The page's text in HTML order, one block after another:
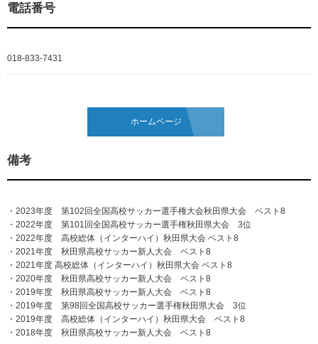
電話番号
018-833-7431
ホームページ
備考
・2023年度 第102回全国高校サッカー選手権大会秋田県大会 ベスト8
・2022年度 第101回全国高校サッカー選手権秋田県大会 3位
・2022年度 高校総体（インターハイ）秋田県大会 ベスト8
・2021年度 秋田県高校サッカー新人大会 ベスト8
・2021年度 高校総体（インターハイ）秋田県大会 ベスト8
・2020年度 秋田県高校サッカー新人大会 ベスト8
・2019年度 秋田県高校サッカー新人大会 ベスト8
・2019年度 第98回全国高校サッカー選手権秋田県大会 3位
・2019年度 高校総体（インターハイ）秋田県大会 ベスト8
・2018年度 秋田県高校サッカー新人大会 ベスト8